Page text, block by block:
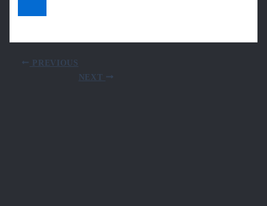
PREVIOUS
NEXT